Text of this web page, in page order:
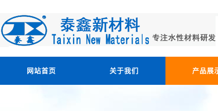
网站首页 关于我们 产品展